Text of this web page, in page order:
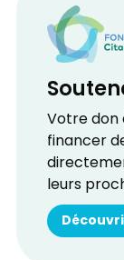
Votre don
financer
leurs